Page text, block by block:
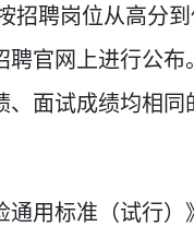
招聘岗位从高分
聘官网上进行公
、面试成绩均相
用标准（试行）